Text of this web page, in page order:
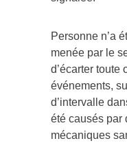
Personne n’a
menée par le
d’écarter toute
événements,
d’intervalle
été causés par
mécaniques